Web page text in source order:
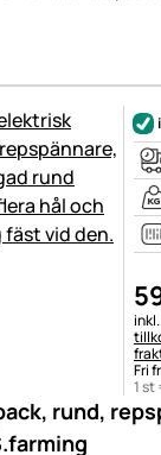
rund,
Fri
1 st